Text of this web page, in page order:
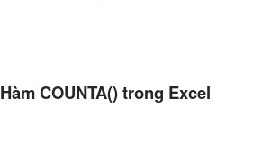
Hàm COUNTA() trong Excel